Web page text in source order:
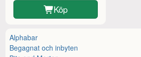
Köp
Alphabar
Begagnat och inbyten